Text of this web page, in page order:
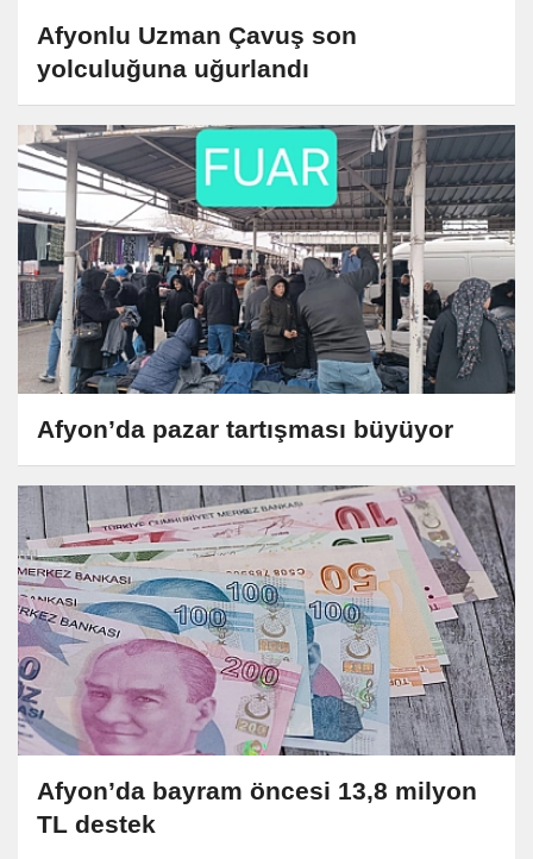
Afyonlu Uzman Çavuş son
yolculuğuna uğurlandı
Afyon’da pazar tartışması büyüyor
Afyon’da bayram öncesi 13,8 milyon
TL destek